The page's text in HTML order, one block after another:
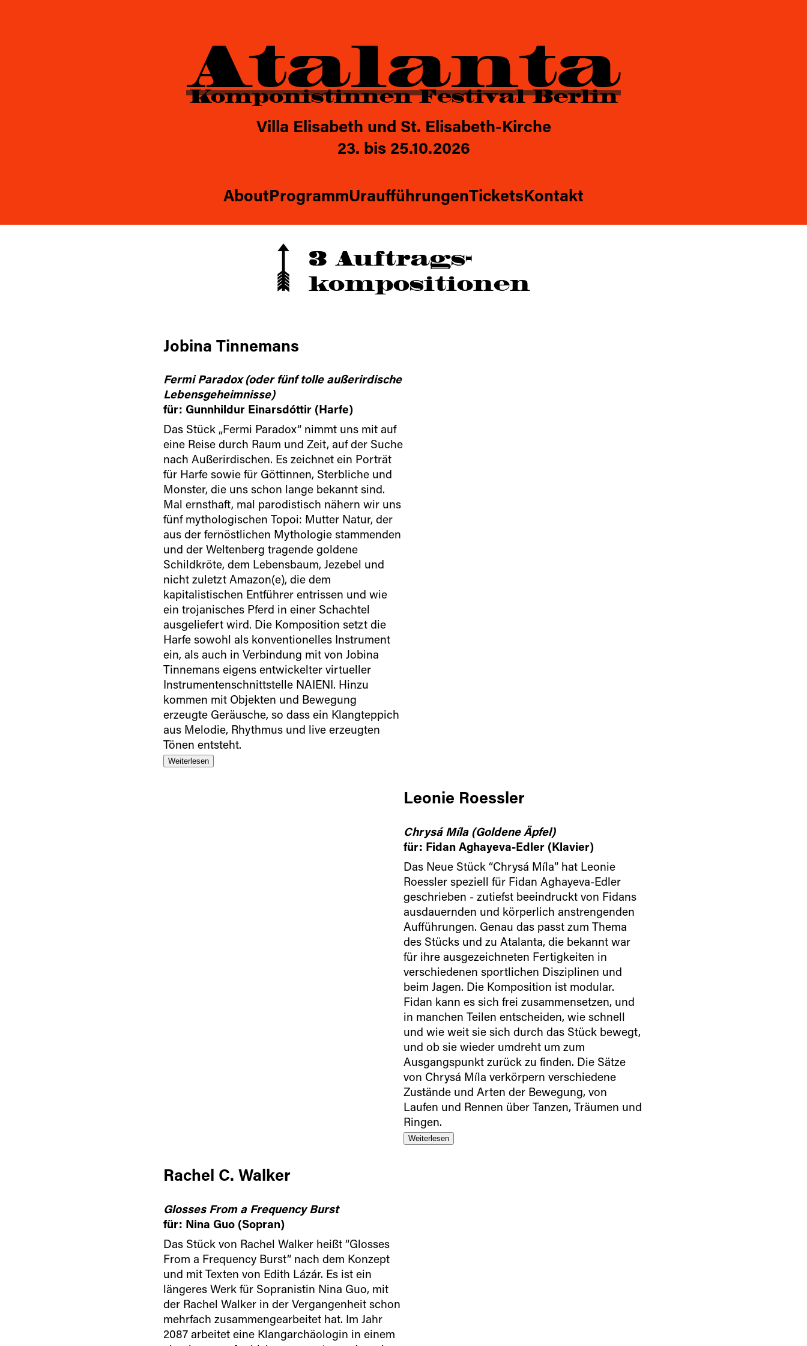
Atalanta
Komponistinnen Festival Berlin
Villa Elisabeth und St. Elisabeth-Kirche
23. bis 25.10.2026
AboutProgrammUraufführungenTicketsKontakt
3 Auftrags-
kompositionen
Jobina Tinnemans
Fermi Paradox (oder fünf tolle außerirdische
Lebensgeheimnisse)
für: Gunnhildur Einarsdóttir (Harfe)
Das Stück „Fermi Paradox“ nimmt uns mit auf
eine Reise durch Raum und Zeit, auf der Suche
nach Außerirdischen. Es zeichnet ein Porträt
für Harfe sowie für Göttinnen, Sterbliche und
Monster, die uns schon lange bekannt sind.
Mal ernsthaft, mal parodistisch nähern wir uns
fünf mythologischen Topoi: Mutter Natur, der
aus der fernöstlichen Mythologie stammenden
und der Weltenberg tragende goldene
Schildkröte, dem Lebensbaum, Jezebel und
nicht zuletzt Amazon(e), die dem
kapitalistischen Entführer entrissen und wie
ein trojanisches Pferd in einer Schachtel
ausgeliefert wird. Die Komposition setzt die
Harfe sowohl als konventionelles Instrument
ein, als auch in Verbindung mit von Jobina
Tinnemans eigens entwickelter virtueller
Instrumentenschnittstelle NAIENI. Hinzu
kommen mit Objekten und Bewegung
erzeugte Geräusche, so dass ein Klangteppich
aus Melodie, Rhythmus und live erzeugten
Tönen entsteht.
Weiterlesen
Leonie Roessler
Chrysá Míla (Goldene Äpfel)
für: Fidan Aghayeva-Edler (Klavier)
Das Neue Stück “Chrysá Míla” hat Leonie
Roessler speziell für Fidan Aghayeva-Edler
geschrieben - zutiefst beeindruckt von Fidans
ausdauernden und körperlich anstrengenden
Aufführungen. Genau das passt zum Thema
des Stücks und zu Atalanta, die bekannt war
für ihre ausgezeichneten Fertigkeiten in
verschiedenen sportlichen Disziplinen und
beim Jagen. Die Komposition ist modular.
Fidan kann es sich frei zusammensetzen, und
in manchen Teilen entscheiden, wie schnell
und wie weit sie sich durch das Stück bewegt,
und ob sie wieder umdreht um zum
Ausgangspunkt zurück zu finden. Die Sätze
von Chrysá Míla verkörpern verschiedene
Zustände und Arten der Bewegung, von
Laufen und Rennen über Tanzen, Träumen und
Ringen.
Weiterlesen
Rachel C. Walker
Glosses From a Frequency Burst
für: Nina Guo (Sopran)
Das Stück von Rachel Walker heißt “Glosses
From a Frequency Burst” nach dem Konzept
und mit Texten von Edith Lázár. Es ist ein
längeres Werk für Sopranistin Nina Guo, mit
der Rachel Walker in der Vergangenheit schon
mehrfach zusammengearbeitet hat. Im Jahr
2087 arbeitet eine Klangarchäologin in einem